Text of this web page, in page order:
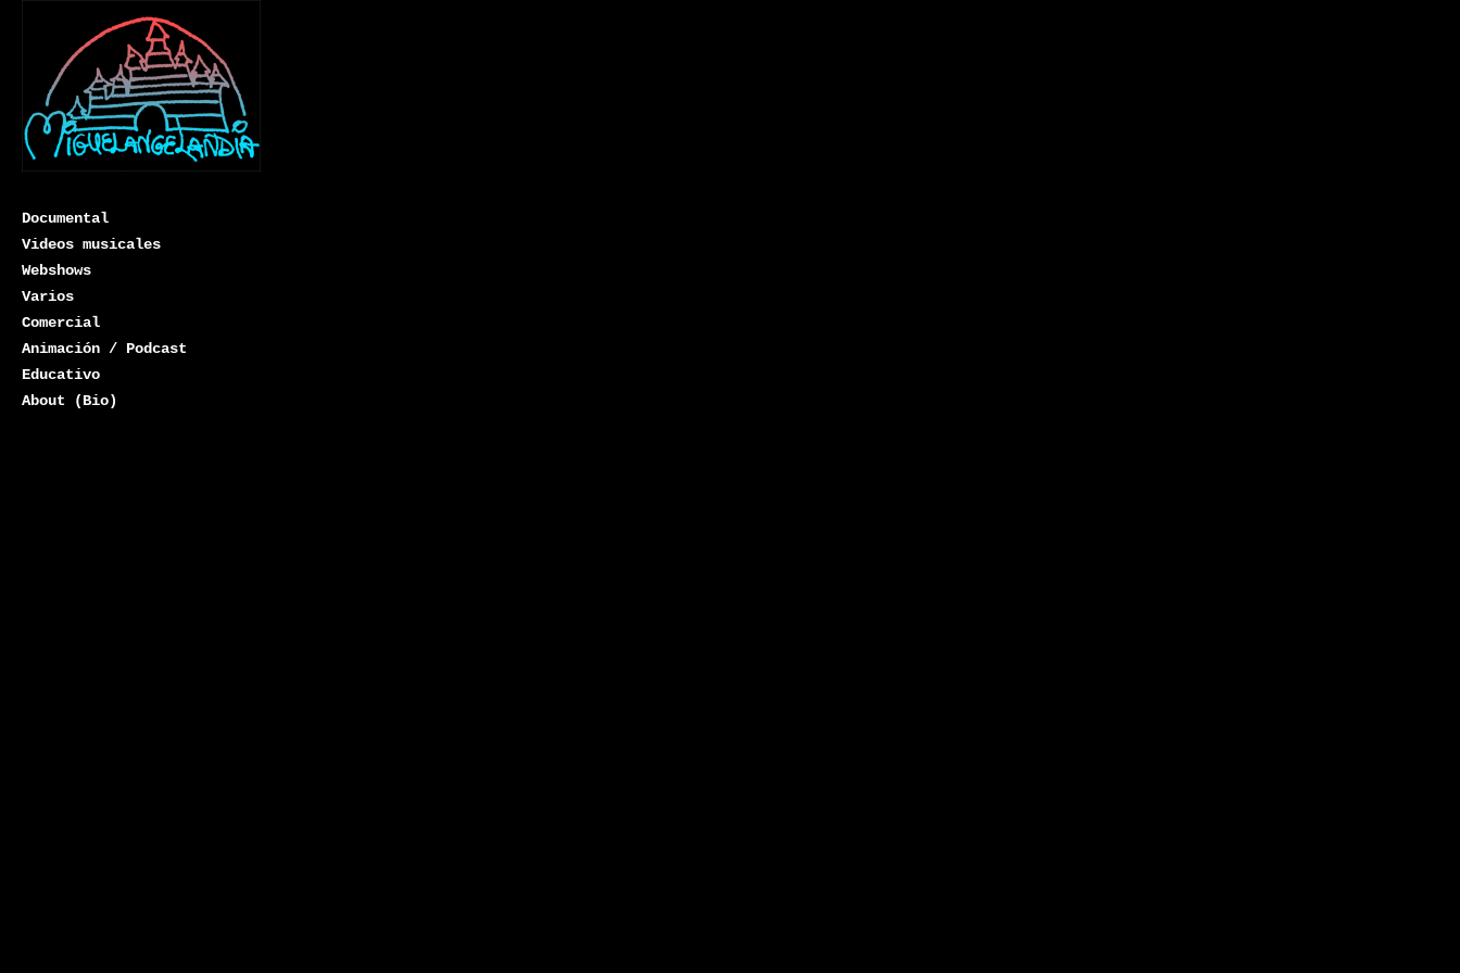
Miguelangelandia
Documental
Videos musicales
Webshows
Varios
Comercial
Animación / Podcast
Educativo
About (Bio)